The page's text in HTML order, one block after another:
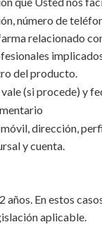
número de
relacionado
del producto.
(si procede) y
dirección,
y cuenta.
En estos
aplicable.